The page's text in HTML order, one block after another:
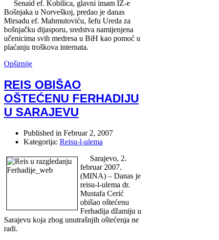
Senaid ef. Kobilica, glavni imam IZ-e
Bošnjaka u Norveškoj, predao je danas
Mirsadu ef. Mahmutoviću, šefu Ureda za
bošnjačku dijasporu, sredstva namijenjena
učenicima svih medresa u BiH kao pomoć u
plaćanju troškova internata.
Opširnije
REIS OBIŠAO
OŠTEĆENU FERHADIJU
U SARAJEVU
Published in Februar 2, 2007
Kategorija: Reisu-l-ulema
Sarajevo, 2.
februar 2007.
(MINA) – Danas je
reisu-l-ulema dr.
Mustafa Cerić
obišao oštećenu
Ferhadija džamiju u
Sarajevu koja zbog unutrašnjih oštećenja ne
radi.